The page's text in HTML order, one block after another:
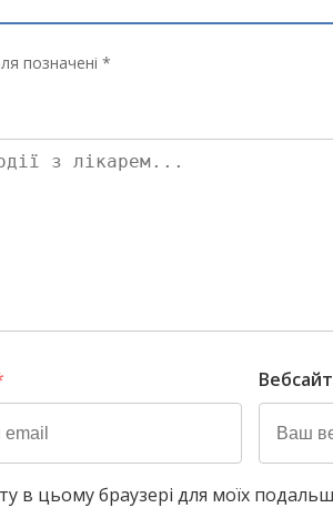
позначені *
Вебсайт
в цьому браузері для моїх